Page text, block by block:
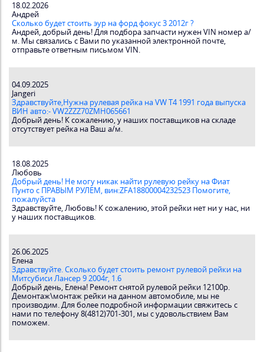
18.02.2026
Андрей
Сколько будет стоить эур на форд фокус 3 2012г ?
Андрей, добрый день! Для подбора запчасти нужен VIN номер а/
м. Мы связались с Вами по указанной электронной почте,
отправьте ответным письмом VIN.
04.09.2025
Jangeri
Здравствуйте,Нужна рулевая рейка на VW T4 1991 года выпуска
ВИН авто:- VW2ZZZ70ZMH065661
Добрый день! К сожалению, у наших поставщиков на складе
отсутствует рейка на Ваш а/м.
18.08.2025
Любовь
Добрый день! Не могу никак найти рулевую рейку на Фиат
Пунто с ПРАВЫМ РУЛЕМ, вин:ZFA18800004232523 Помогите,
пожалуйста
Здравствуйте, Любовь! К сожалению, этой рейки нет ни у нас, ни
у наших поставщиков.
26.06.2025
Елена
Здравствуйте. Сколько будет стоить ремонт рулевой рейки на
Митсубиси Лансер 9 2004г, 1.6
Добрый день, Елена! Ремонт снятой рулевой рейки 12100р.
Демонтаж\монтаж рейки на данном автомобиле, мы не
производим. Для более подробной информации свяжитесь с
нами по телефону 8(4812)701-301, мы с удовольствием Вам
поможем.